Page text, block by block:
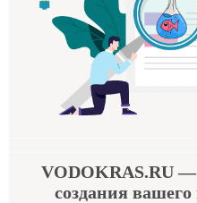
VODOKRAS.RU—
создания вашего